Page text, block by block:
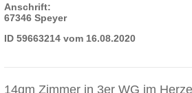
Anschrift:
67346 Speyer
ID 59663214 vom 16.08.2020
14qm Zimmer in 3er WG im